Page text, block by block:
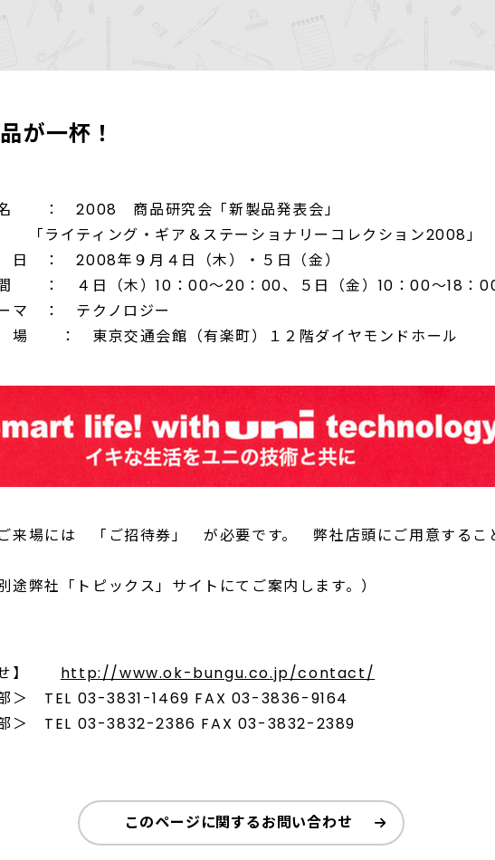
が一杯！
： 2008 商品研究会「新製品発表会」
ィング・ギア＆ステーショナリーコレクション2008」
： 2008年９月４日（木）・５日（金）
： ４日（木）10：00～20：00、５日（金）10：00～18：
マ ： テクノロジー
東京交通会館（有楽町）１２階ダイヤモンドホール
には 「ご招待券」 が必要です。 弊社店頭にご用意するこ
弊社「トピックス」サイトにてご案内します。）
せ】 http://www.ok-bungu.co.jp/contact/
＞ TEL 03-3831-1469 FAX 03-3836-9164
＞ TEL 03-3832-2386 FAX 03-3832-2389
このページに関するお問い合わせ